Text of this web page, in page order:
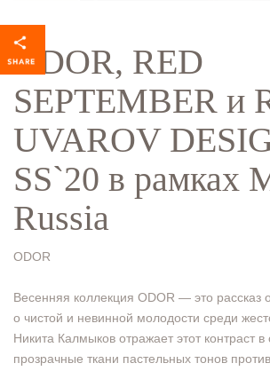
ODOR, RED
SEPTEMBER и
UVAROV
SS`20 в рамках
Russia
ODOR
Весенняя коллекция ODOR — это рассказ
о чистой и невинной молодости среди
Никита Калмыков отражает этот контраст
прозрачные ткани пастельных тонов